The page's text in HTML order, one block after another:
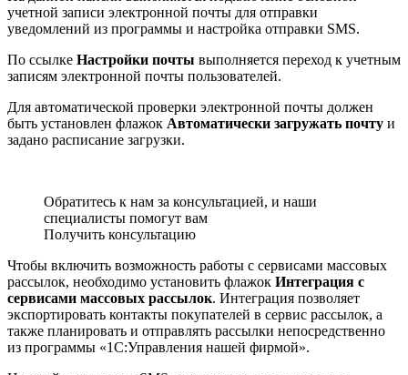
учетной записи электронной почты для отправки
уведомлений из программы и настройка отправки SMS.
По ссылке Настройки почты выполняется переход к учетным
записям электронной почты пользователей.
Для автоматической проверки электронной почты должен
быть установлен флажок Автоматически загружать почту и
задано расписание загрузки.
Обратитесь к нам за консультацией, и наши
специалисты помогут вам
Получить консультацию
Чтобы включить возможность работы с сервисами массовых
рассылок, необходимо установить флажок Интеграция с
сервисами массовых рассылок. Интеграция позволяет
экспортировать контакты покупателей в сервис рассылок, а
также планировать и отправлять рассылки непосредственно
из программы «1С:Управления нашей фирмой».